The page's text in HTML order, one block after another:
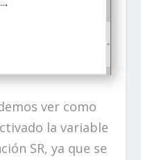
ver como
la variable
SR, ya que se